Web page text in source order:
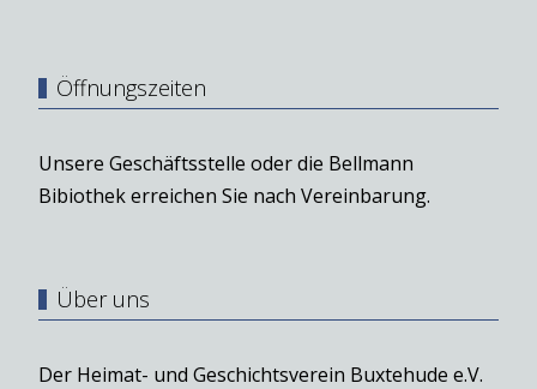
Öffnungszeiten
Unsere Geschäftsstelle oder die Bellmann
Bibiothek erreichen Sie nach Vereinbarung.
Über uns
Der Heimat- und Geschichtsverein Buxtehude e.V.